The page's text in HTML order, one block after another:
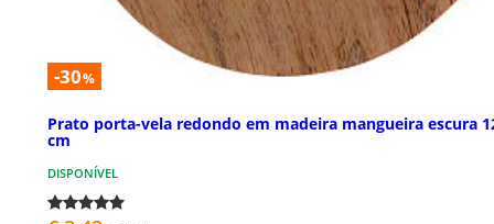
-30%
Prato porta-vela redondo em madeira mangueira escura
cm
DISPONÍVEL